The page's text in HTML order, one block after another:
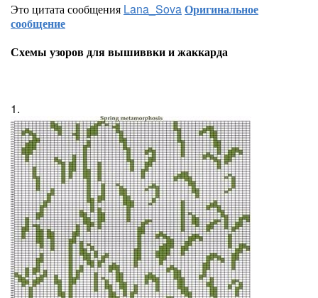
Это цитата сообщения Lana_SovaОригинальное
сообщение
Схемы узоров для вышиввки и жаккарда
1.